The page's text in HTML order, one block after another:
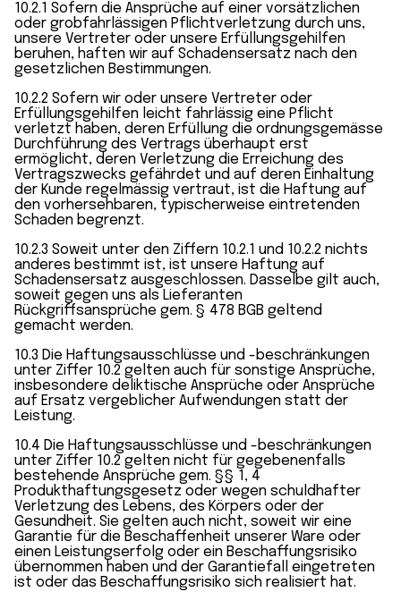
10.2.1 Sofern die Ansprüche auf einer vorsätzlichen
oder grobfahrlässigen Pflichtverletzung durch uns,
unsere Vertreter oder unsere Erfüllungsgehilfen
beruhen, haften wir auf Schadensersatz nach den
gesetzlichen Bestimmungen.
10.2.2 Sofern wir oder unsere Vertreter oder
Erfüllungsgehilfen leicht fahrlässig eine Pflicht
verletzt haben, deren Erfüllung die ordnungsgemässe
Durchführung des Vertrags überhaupt erst
ermöglicht, deren Verletzung die Erreichung des
Vertragszwecks gefährdet und auf deren Einhaltung
der Kunde regelmässig vertraut, ist die Haftung auf
den vorhersehbaren, typischerweise eintretenden
Schaden begrenzt.
10.2.3 Soweit unter den Ziffern 10.2.1 und 10.2.2 nichts
anderes bestimmt ist, ist unsere Haftung auf
Schadensersatz ausgeschlossen. Dasselbe gilt auch,
soweit gegen uns als Lieferanten
Rückgriffsansprüche gem. § 478 BGB geltend
gemacht werden.
10.3 Die Haftungsausschlüsse und -beschränkungen
unter Ziffer 10.2 gelten auch für sonstige Ansprüche,
insbesondere deliktische Ansprüche oder Ansprüche
auf Ersatz vergeblicher Aufwendungen statt der
Leistung.
10.4 Die Haftungsausschlüsse und -beschränkungen
unter Ziffer 10.2 gelten nicht für gegebenenfalls
bestehende Ansprüche gem. §§ 1, 4
Produkthaftungsgesetz oder wegen schuldhafter
Verletzung des Lebens, des Körpers oder der
Gesundheit. Sie gelten auch nicht, soweit wir eine
Garantie für die Beschaffenheit unserer Ware oder
einen Leistungserfolg oder ein Beschaffungsrisiko
übernommen haben und der Garantiefall eingetreten
ist oder das Beschaffungsrisiko sich realisiert hat.